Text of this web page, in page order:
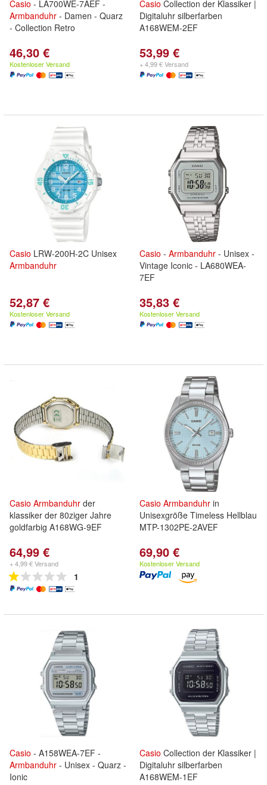
Casio - LA700WE-7AEF -
Armbanduhr - Damen - Quarz
- Collection Retro
46,30 €
Kostenloser Versand
Casio Collection der Klassiker |
Digitaluhr silberfarben
A168WEM-2EF
53,99 €
+ 4,99 € Versand
Casio LRW-200H-2C Unisex
Armbanduhr
52,87 €
Kostenloser Versand
Casio - Armbanduhr - Unisex -
Vintage Iconic - LA680WEA-
7EF
35,83 €
Kostenloser Versand
Casio Armbanduhr der
klassiker der 80ziger Jahre
goldfarbig A168WG-9EF
64,99 €
+ 4,99 € Versand
1
Casio Armbanduhr in
Unisexgröße Timeless Hellblau
MTP-1302PE-2AVEF
69,90 €
Kostenloser Versand
Casio - A158WEA-7EF -
Armbanduhr - Unisex - Quarz -
Ionic
Casio Collection der Klassiker |
Digitaluhr silberfarben
A168WEM-1EF